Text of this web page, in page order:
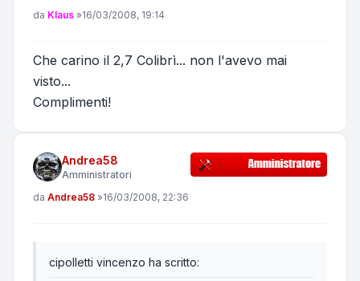
Messaggio
da Klaus »16/03/2008, 19:14
Che carino il 2,7 Colibrì... non l'avevo mai
visto...
Complimenti!
Andrea58
Amministratori
Messaggio
da Andrea58 »16/03/2008, 22:36
cipolletti vincenzo ha scritto: